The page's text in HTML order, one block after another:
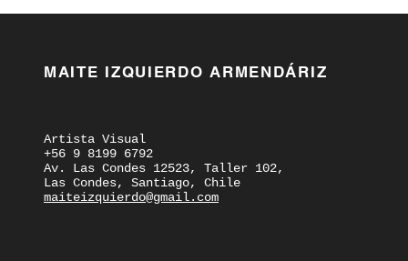
MAITE IZQUIERDO ARMENDÁRIZ
Artista Visual
+56 9 8199 6792
Av. Las Condes 12523, Taller 102,
Las Condes, Santiago, Chile
maiteizquierdo@gmail.com